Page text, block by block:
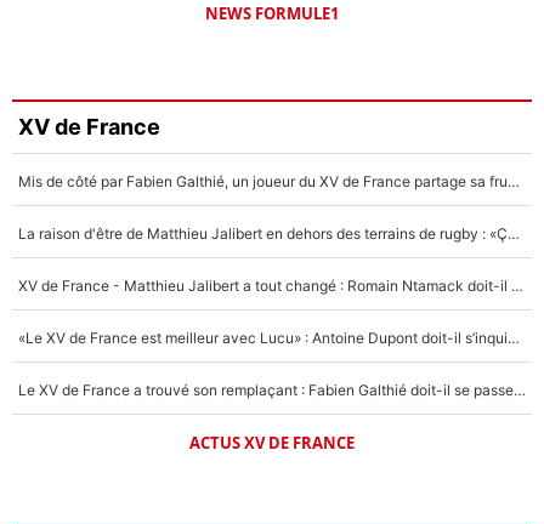
NEWS FORMULE1
XV de France
Mis de côté par Fabien Galthié, un joueur du XV de France partage sa frustration : «ils ne me l’ont pas dit tout de suite»
La raison d'être de Matthieu Jalibert en dehors des terrains de rugby : «Ça m'atteint autant que si tu touches à un membre de ma famille»
XV de France - Matthieu Jalibert a tout changé : Romain Ntamack doit-il s’inquiéter pour sa place à un an de la Coupe du monde ?
«Le XV de France est meilleur avec Lucu» : Antoine Dupont doit-il s’inquiéter pour sa place ?
Le XV de France a trouvé son remplaçant : Fabien Galthié doit-il se passer d'Antoine Dupont ?
ACTUS XV DE FRANCE